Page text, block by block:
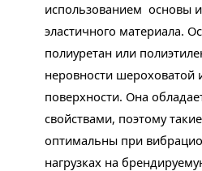
использованием основы
эластичного материала.
полиуретан или
неровности шероховатой
поверхности. Она
свойствами, поэтому
оптимальны при
нагрузках на